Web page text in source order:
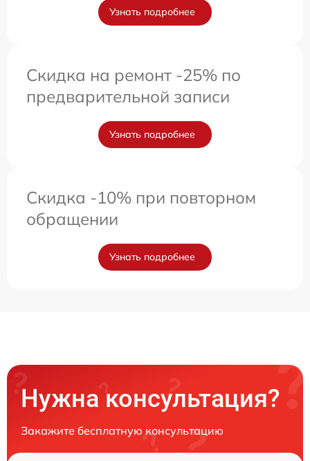
Узнать подробнее
Скидка на ремонт -25% по
предварительной записи
Узнать подробнее
Скидка -10% при повторном
обращении
Узнать подробнее
Нужна консультация?
Закажите бесплатную консультацию